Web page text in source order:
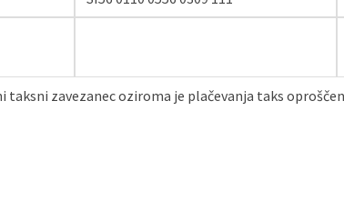
taksni zavezanec oziroma je plačevanja taks